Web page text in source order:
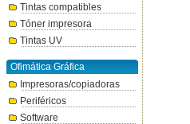
Tintas compatibles
Tóner impresora
Tintas UV
Ofimática Gráfica
Impresoras/copiadoras
Periféricos
Software